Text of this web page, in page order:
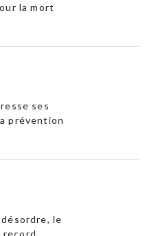
la mort
ses
prévention
le
record